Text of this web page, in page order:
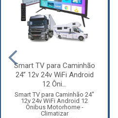
Smart TV para Caminhão
24” 12v 24v WiFi Android
12 Ôni...
Smart TV para Caminhão 24"
12v 24v WiFi Android 12
Ônibus Motorhome -
Climatizar